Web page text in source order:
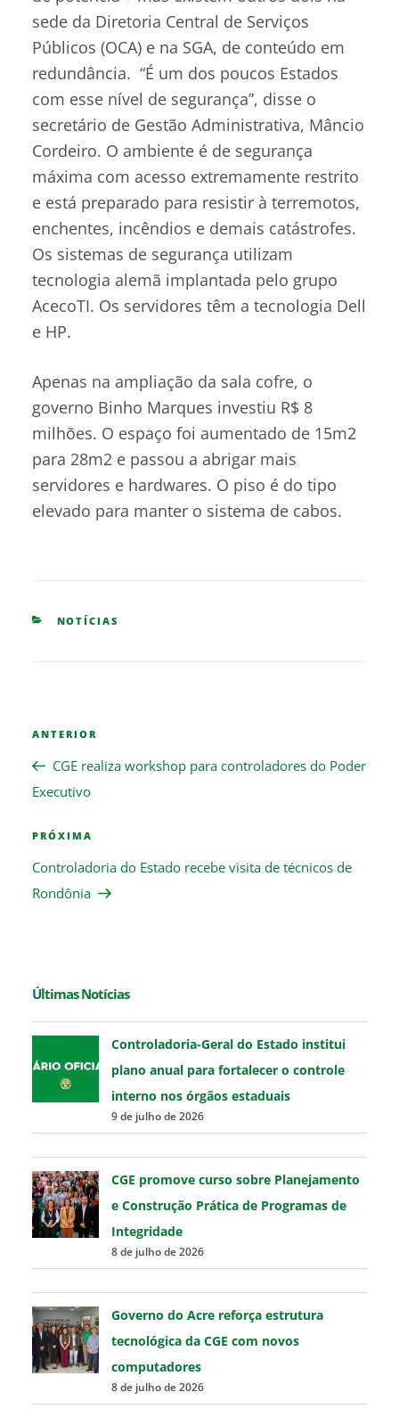
sede da Diretoria Central de Serviços
Públicos (OCA) e na SGA, de conteúdo em
redundância. “É um dos poucos Estados
com esse nível de segurança”, disse o
secretário de Gestão Administrativa, Mâncio
Cordeiro. O ambiente é de segurança
máxima com acesso extremamente restrito
e está preparado para resistir à terremotos,
enchentes, incêndios e demais catástrofes.
Os sistemas de segurança utilizam
tecnologia alemã implantada pelo grupo
AcecoTI. Os servidores têm a tecnologia Dell
e HP.
Apenas na ampliação da sala cofre, o
governo Binho Marques investiu R$ 8
milhões. O espaço foi aumentado de 15m2
para 28m2 e passou a abrigar mais
servidores e hardwares. O piso é do tipo
elevado para manter o sistema de cabos.
CATEGORIES
NOTÍCIAS
de
Post
Previous
Post
ANTERIOR
CGE realiza workshop para controladores do Poder
Executivo
Next
Post
PRÓXIMA
Controladoria do Estado recebe visita de técnicos de
Rondônia
Últimas Notícias
Controladoria-Geral do Estado institui
plano anual para fortalecer o controle
interno nos órgãos estaduais
9 de julho de 2026
CGE promove curso sobre Planejamento
e Construção Prática de Programas de
Integridade
8 de julho de 2026
Governo do Acre reforça estrutura
tecnológica da CGE com novos
computadores
8 de julho de 2026